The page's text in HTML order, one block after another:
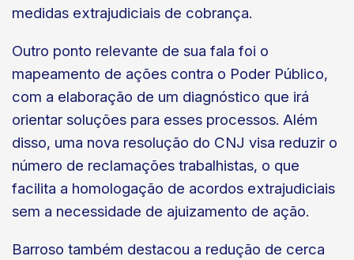
medidas extrajudiciais de cobrança.
Outro ponto relevante de sua fala foi o
mapeamento de ações contra o Poder Público,
com a elaboração de um diagnóstico que irá
orientar soluções para esses processos. Além
disso, uma nova resolução do CNJ visa reduzir o
número de reclamações trabalhistas, o que
facilita a homologação de acordos extrajudiciais
sem a necessidade de ajuizamento de ação.
Barroso também destacou a redução de cerca